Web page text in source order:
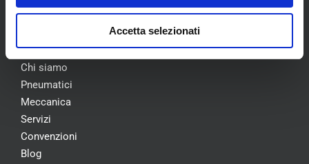
Accetta selezionati
MENU
Chi siamo
Pneumatici
Meccanica
Servizi
Convenzioni
Blog